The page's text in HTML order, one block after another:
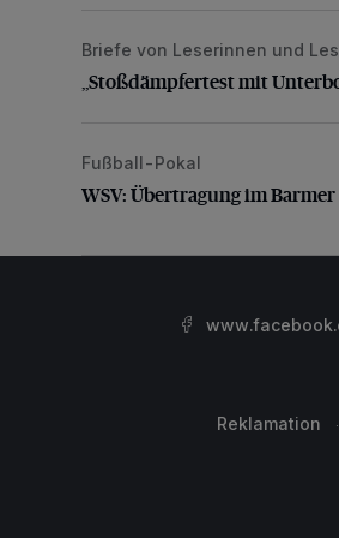
„Stoßdämpfertest mit
Briefe von Leserinnen und
„Stoßdämpfertest mit
WSV: Übertragung im
Fußball-Pokal
WSV: Übertragung im
Reklamation